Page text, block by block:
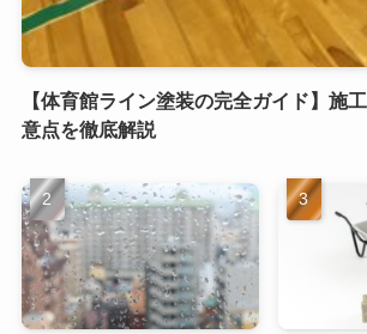
【体育館ライン塗装の完全ガイド】施
意点を徹底解説